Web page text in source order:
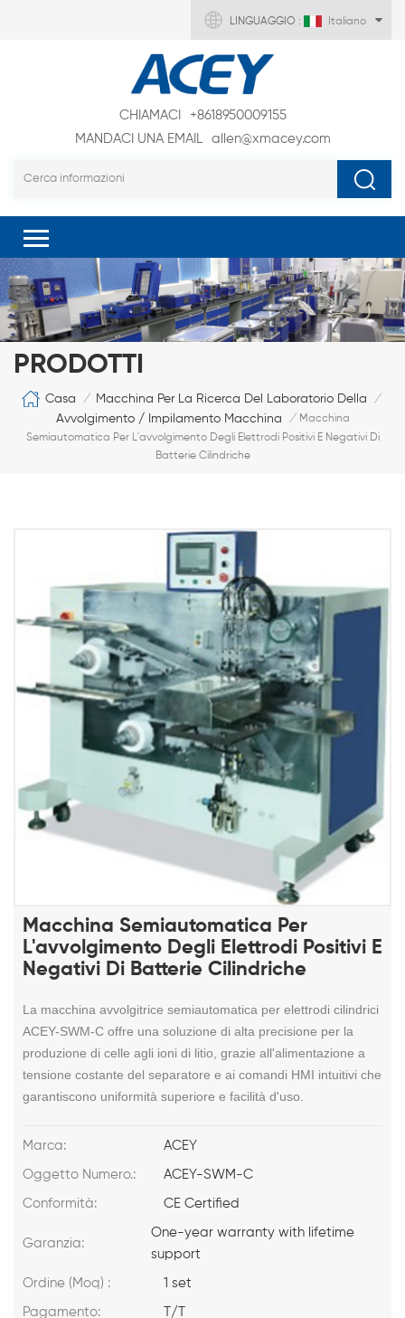
LINGUAGGIO : Italiano
CHIAMACI
+8618950009155
MANDACI UNA EMAIL
allen@xmacey.com
PRODOTTI
Casa / Macchina Per La Ricerca Del Laboratorio Della /
Avvolgimento / Impilamento Macchina / Macchina
Semiautomatica Per L'avvolgimento Degli Elettrodi Positivi E Negativi Di
Batterie Cilindriche
Macchina Semiautomatica Per
L'avvolgimento Degli Elettrodi Positivi E
Negativi Di Batterie Cilindriche
La macchina avvolgitrice semiautomatica per elettrodi cilindrici
ACEY-SWM-C offre una soluzione di alta precisione per la
produzione di celle agli ioni di litio, grazie all'alimentazione a
tensione costante del separatore e ai comandi HMI intuitivi che
garantiscono uniformità superiore e facilità d'uso.
Marca: ACEY
Oggetto Numero.: ACEY-SWM-C
Conformità: CE Certified
Garanzia:
One-year warranty with lifetime
support
Ordine (Moq) : 1 set
Pagamento: T/T